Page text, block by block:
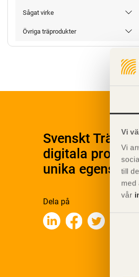
Vi
Vi
till
med
vår
Sågat virke
Övriga träprodukter
Svenskt Träs
digitala
unika
Dela på